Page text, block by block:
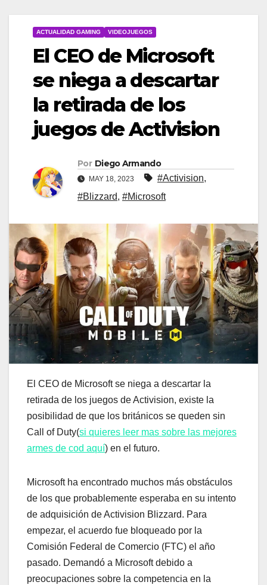
ACTUALIDAD GAMING VIDEOJUEGOS
El CEO de Microsoft
se niega a descartar
la retirada de los
juegos de Activision
Por Diego Armando
MAY 18, 2023 #Activision,
#Blizzard, #Microsoft
El CEO de Microsoft se niega a descartar la
retirada de los juegos de Activision, existe la
posibilidad de que los británicos se queden sin
Call of Duty(si quieres leer mas sobre las mejores
armes de cod aquí) en el futuro.
Microsoft ha encontrado muchos más obstáculos
de los que probablemente esperaba en su intento
de adquisición de Activision Blizzard. Para
empezar, el acuerdo fue bloqueado por la
Comisión Federal de Comercio (FTC) el año
pasado. Demandó a Microsoft debido a
preocupaciones sobre la competencia en la